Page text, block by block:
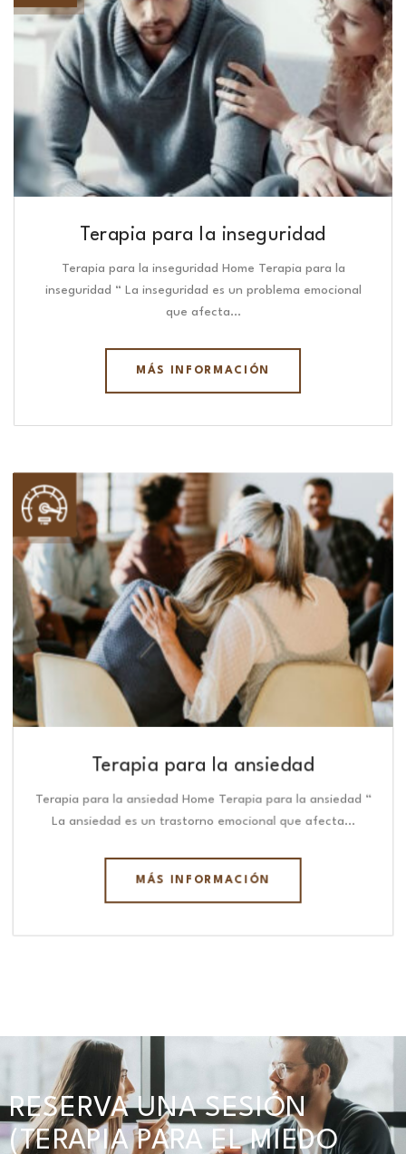
Terapia para la inseguridad
Terapia para la inseguridad Home Terapia para la
inseguridad “ La inseguridad es un problema emocional
que afecta…
MÁS INFORMACIÓN
Terapia para la ansiedad
Terapia para la ansiedad Home Terapia para la ansiedad “
La ansiedad es un trastorno emocional que afecta…
MÁS INFORMACIÓN
RESERVA UNA SESIÓN
(TERAPIA PARA EL MIEDO